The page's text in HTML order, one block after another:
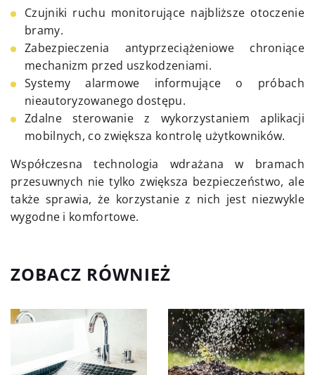
Czujniki ruchu monitorujące najbliższe otoczenie
bramy.
Zabezpieczenia antyprzeciążeniowe chroniące
mechanizm przed uszkodzeniami.
Systemy alarmowe informujące o próbach
nieautoryzowanego dostępu.
Zdalne sterowanie z wykorzystaniem aplikacji
mobilnych, co zwiększa kontrolę użytkowników.
Współczesna technologia wdrażana w bramach
przesuwnych nie tylko zwiększa bezpieczeństwo, ale
także sprawia, że korzystanie z nich jest niezwykle
wygodne i komfortowe.
ZOBACZ RÓWNIEŻ